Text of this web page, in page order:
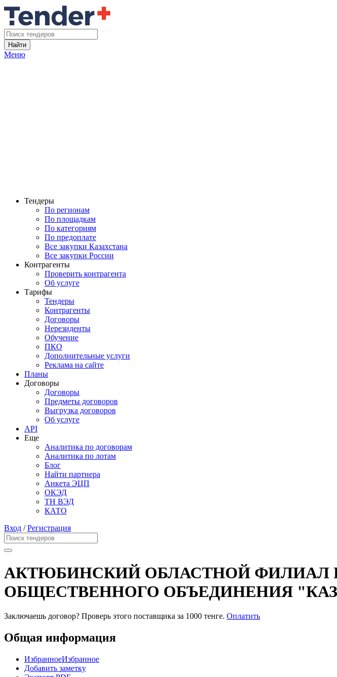
Найти
Меню
Тендеры
По регионам
По площадкам
По категориям
По предоплате
Все закупки Казахстана
Все закупки России
Контрагенты
Проверить контрагента
Об услуге
Тарифы
Тендеры
Контрагенты
Договоры
Нерезиденты
Обучение
ПКО
Дополнительные услуги
Реклама на сайте
Планы
Договоры
Договоры
Предметы договоров
Выгрузка договоров
Об услуге
API
Еще
Аналитика по договорам
Аналитика по лотам
Блог
Найти партнера
Анкета ЭЦП
ОКЭД
ТН ВЭД
КАТО
Вход /Регистрация
АКТЮБИНСКИЙ ОБЛАСТНОЙ ФИЛИАЛ
ОБЩЕСТВЕННОГО ОБЪЕДИНЕНИЯ
Заключаешь договор? Проверь этого поставщика за 1000 тенге. Оплатить
Общая информация
ИзбранноеИзбранное
Добавить заметку